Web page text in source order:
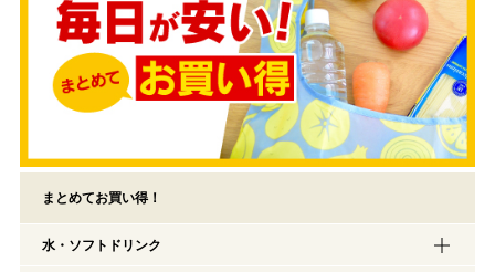
まとめてお買い得！
水・ソフトドリンク